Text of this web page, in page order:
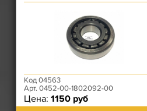
Код 04563
Арт. 0452-00-1802092-00
Цена: 1150 руб